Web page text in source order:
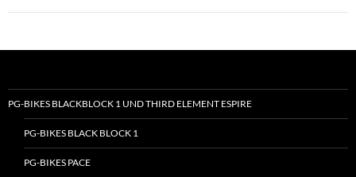
PG-BIKES BLACKBLOCK 1 UND THIRD ELEMENT ESPIRE
PG-BIKES BLACK BLOCK 1
PG-BIKES PACE